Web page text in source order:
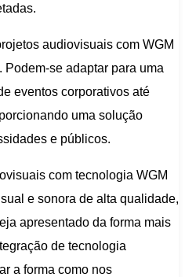
audiovisuais com WGM
se adaptar para uma
eventos corporativos até
uma solução
e públicos.
com tecnologia WGM
e sonora de alta qualidade,
apresentado da forma mais
de tecnologia
a forma como nos